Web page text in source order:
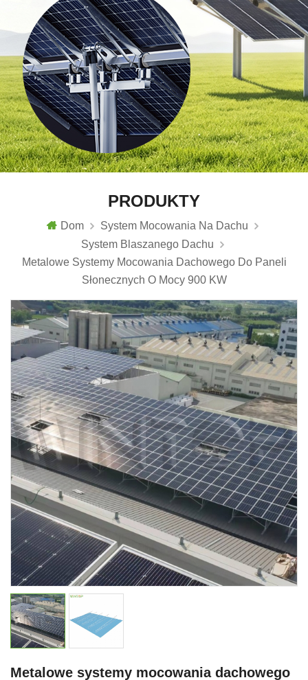
PRODUKTY
Dom
System Mocowania Na Dachu
System Blaszanego Dachu
Metalowe Systemy Mocowania Dachowego Do Paneli
Słonecznych O Mocy 900 KW
Metalowe systemy mocowania dachowego